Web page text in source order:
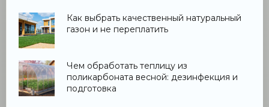
Как выбрать качественный натуральный
газон и не переплатить
Чем обработать теплицу из
поликарбоната весной: дезинфекция и
подготовка